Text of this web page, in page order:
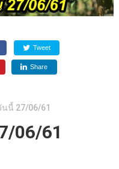
Tweet
Share
นี้ 27/06/61
06/61